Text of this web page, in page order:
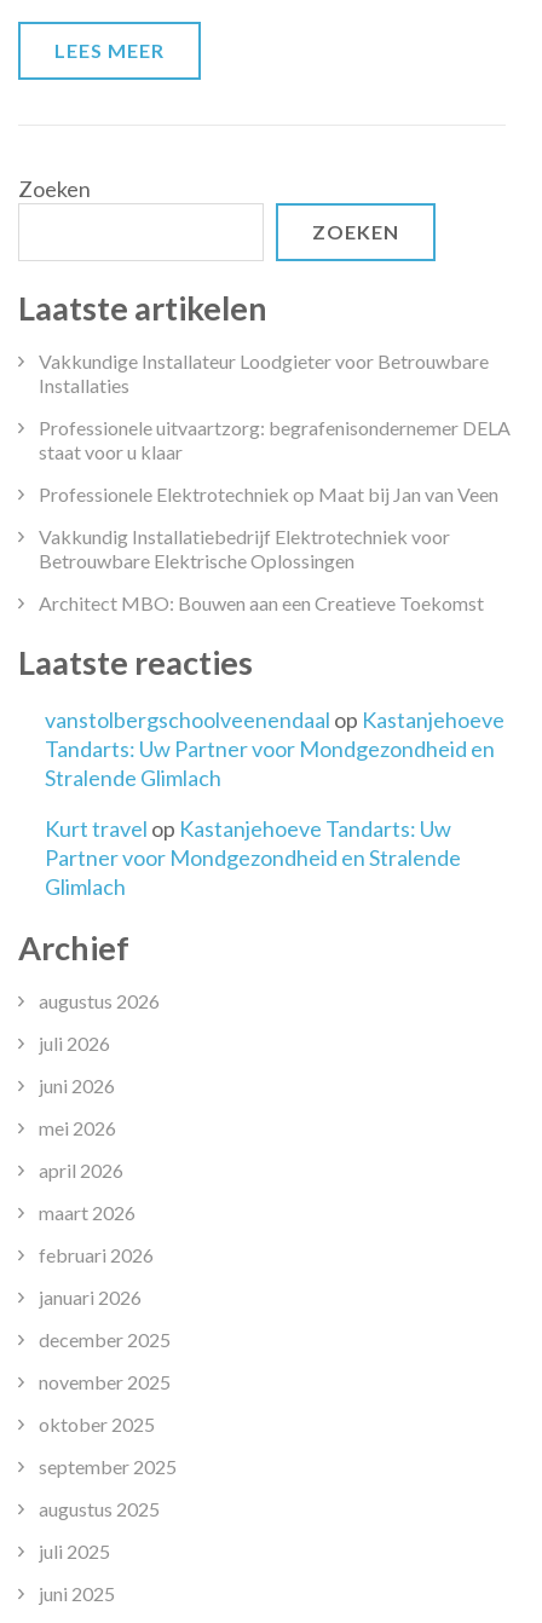
LEES MEER
Zoeken
ZOEKEN
Laatste artikelen
Vakkundige Installateur Loodgieter voor Betrouwbare
Installaties
Professionele uitvaartzorg: begrafenisondernemer DELA
staat voor u klaar
Professionele Elektrotechniek op Maat bij Jan van Veen
Vakkundig Installatiebedrijf Elektrotechniek voor
Betrouwbare Elektrische Oplossingen
Architect MBO: Bouwen aan een Creatieve Toekomst
Laatste reacties
vanstolbergschoolveenendaal op Kastanjehoeve
Tandarts: Uw Partner voor Mondgezondheid en
Stralende Glimlach
Kurt travel op Kastanjehoeve Tandarts: Uw
Partner voor Mondgezondheid en Stralende
Glimlach
Archief
augustus 2026
juli 2026
juni 2026
mei 2026
april 2026
maart 2026
februari 2026
januari 2026
december 2025
november 2025
oktober 2025
september 2025
augustus 2025
juli 2025
juni 2025